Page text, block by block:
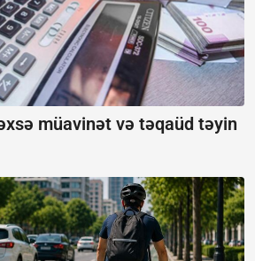
müavinət və təqaüd təyin